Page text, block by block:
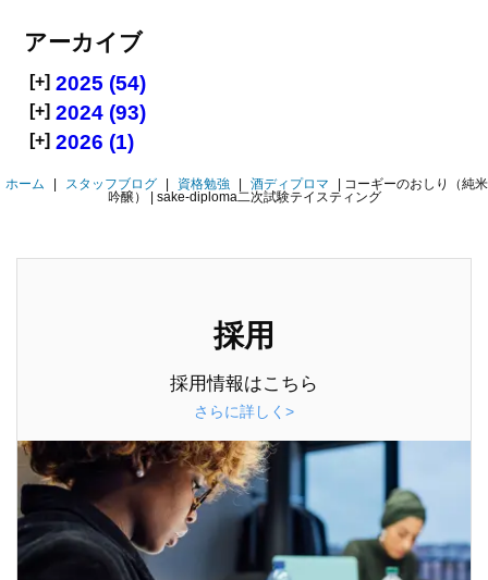
アーカイブ
[+] 2025 (54)
[+] 2024 (93)
[+] 2026 (1)
ホーム | スタッフブログ | 資格勉強 | 酒ディプロマ | コーギーのおしり（純米
吟醸） | sake-diploma二次試験テイスティング
採用
採用情報はこちら
さらに詳しく>